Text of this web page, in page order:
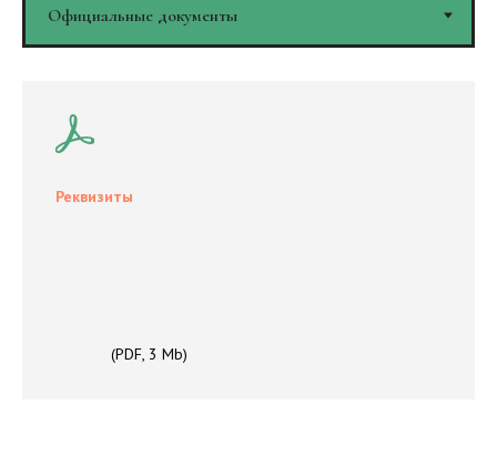
Документы
Реквизиты
(PDF, 3 Mb)